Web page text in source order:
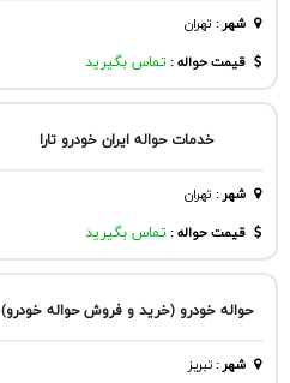
شهر: تهران
قیمت حواله : تماس بگیرید
خدمات حواله ایران خودرو تارا
شهر: تهران
قیمت حواله : تماس بگیرید
حواله خودرو (خرید و فروش حواله خودرو)
شهر:تبريز